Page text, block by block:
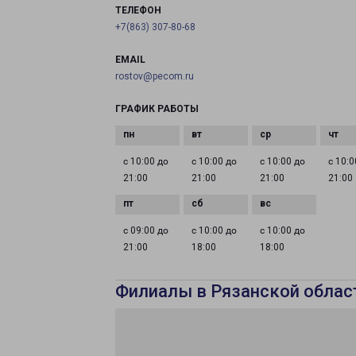
ТЕЛЕФОН
+7(863) 307-80-68
EMAIL
rostov@pecom.ru
ГРАФИК РАБОТЫ
с 10:00 до
21:00
с 10:00 до
21:00
с 10:00 до
21:00
с
21:00
с 09:00 до
21:00
с 10:00 до
18:00
с 10:00 до
18:00
Филиалы в Рязанской